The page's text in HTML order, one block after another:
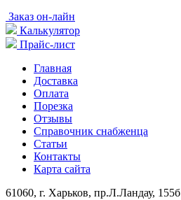
Заказ он-лайн
Калькулятор
Прайс-лист
Главная
Доставка
Оплата
Порезка
Отзывы
Справочник снабженца
Статьи
Контакты
Карта сайта
61060, г. Харьков, пр.Л.Ландау, 155б